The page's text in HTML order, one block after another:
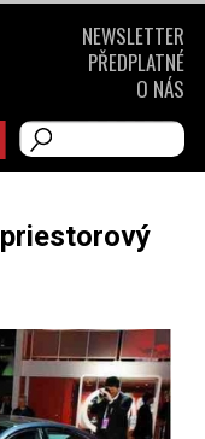
NEWSLETTER
PŘEDPLATNÉ
O NÁS